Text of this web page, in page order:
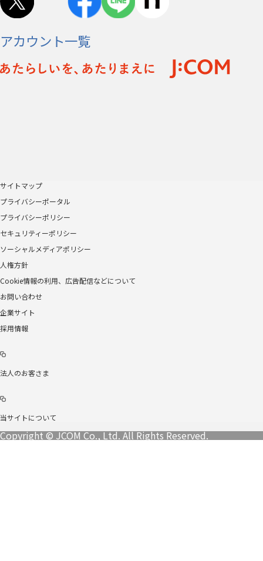
アカウント一覧
サイトマップ
プライバシーポータル
プライバシーポリシー
セキュリティーポリシー
ソーシャルメディアポリシー
人権方針
Cookie情報の利用、広告配信などについて
お問い合わせ
企業サイト
採用情報
法人のお客さま
当サイトについて
Copyright © JCOM Co., Ltd. All Rights Reserved.